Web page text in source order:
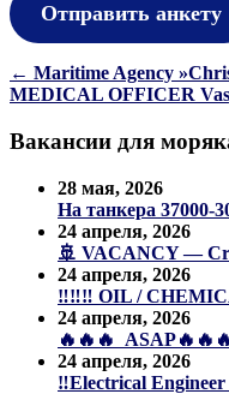
Отправить анкету
Навигация
по
записям
← Maritime Agency
MEDICAL OFFICER
Вакансии для
28 мая, 2026
На танкера 37000-
24 апреля, 2026
🚢 VACANCY —
24 апреля, 2026
‼️‼️‼️ OIL /
24 апреля, 2026
🔥🔥🔥
24 апреля, 2026
‼️Electrical